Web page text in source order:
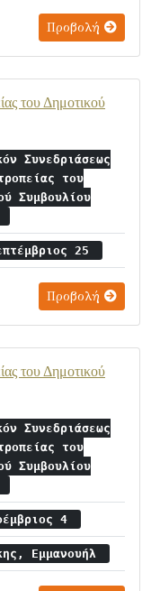
Προβολή
του Δημοτικού
Συνεδριάσεως
του
Συμβουλίου
25
Προβολή
του Δημοτικού
Συνεδριάσεως
του
Συμβουλίου
4
Εμμανουήλ